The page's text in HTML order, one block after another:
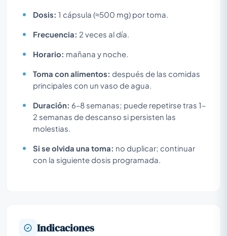
Dosis: 1 cápsula (≈500 mg) por toma.
Frecuencia: 2 veces al día.
Horario: mañana y noche.
Toma con alimentos: después de las comidas
principales con un vaso de agua.
Duración: 6–8 semanas; puede repetirse tras 1–
2 semanas de descanso si persisten las
molestias.
Si se olvida una toma: no duplicar; continuar
con la siguiente dosis programada.
Indicaciones